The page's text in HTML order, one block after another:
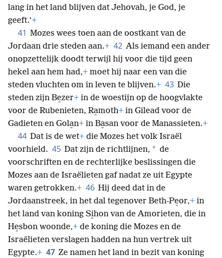
lang in het land blijven dat Jehovah, je God, je
geeft.’+
41 Mozes wees toen aan de oostkant van de
Jordaan drie steden aan.+ 42 Als iemand een ander
onopzettelijk doodt terwijl hij voor die tijd geen
hekel aan hem had,+ moet hij naar een van die
steden vluchten om in leven te blijven.+ 43 Die
steden zijn Be̱zer+ in de woestijn op de hoogvlakte
voor de Rubenieten, Ra̱moth+ in Gilead voor de
Gadieten en Gola̱n+ in Ba̱san voor de Manassieten.+
44 Dat is de wet+ die Mozes het volk Israël
voorhield. 45 Dat zijn de richtlijnen, * de
voorschriften en de rechterlijke beslissingen die
Mozes aan de Israëlieten gaf nadat ze uit Egypte
waren getrokken.+ 46 Hij deed dat in de
Jordaanstreek, in het dal tegenover Beth-Pe̱or,+ in
het land van koning Si̱hon van de Amorieten, die in
He̱sbon woonde,+ de koning die Mozes en de
Israëlieten verslagen hadden na hun vertrek uit
Egypte.+ 47 Ze namen het land in bezit van koning